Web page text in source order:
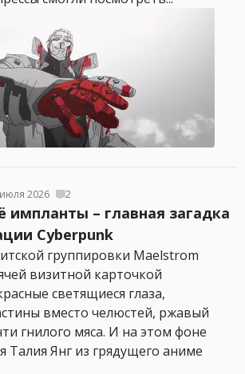
2026 2
импланты – главная загадка
Cyberpunk
группировки Maelstrom
визитной карточкой
светящиеся глаза,
вместо челюстей, ржавый
гнилого мяса. И на этом фоне
Талия Янг из грядущего аниме